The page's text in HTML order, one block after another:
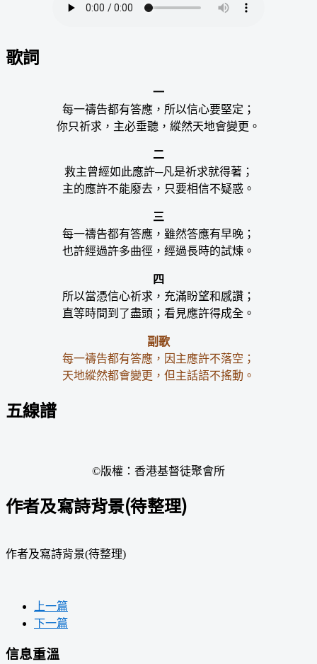
歌詞
一
每一禱告都有答應，所以信心要堅定；
你只祈求，主必垂聽，縱然天地會變更。
二
救主曾經如此應許─凡是祈求就得著；
主的應許不能廢去，只要相信不疑惑。
三
每一禱告都有答應，雖然答應有早晚；
也許經過許多曲徑，經過長時的試煉。
四
所以當憑信心祈求，充滿盼望和感讚；
直等時間到了盡頭；看見應許得成全。
副歌
每一禱告都有答應，因主應許不落空；
天地縱然都會變更，但主話語不搖動。
五線譜
©版權：香港基督徒聚會所
作者及寫詩背景(待整理)
作者及寫詩背景(待整理)
上一篇
下一篇
信息重溫